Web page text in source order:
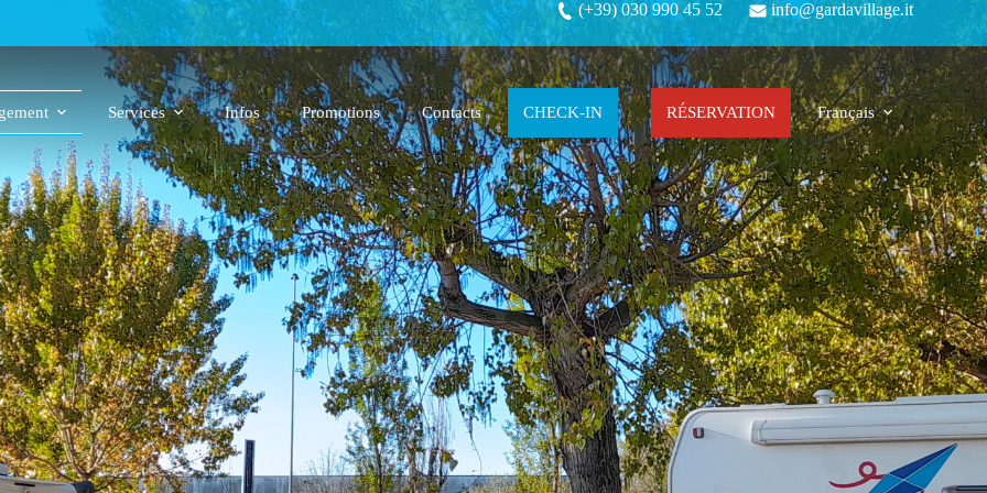
(+39) 030 990 45 52 info@gardavillage.it
Services Infos Promotions Contacts CHECK-IN RÉSERVATION Français